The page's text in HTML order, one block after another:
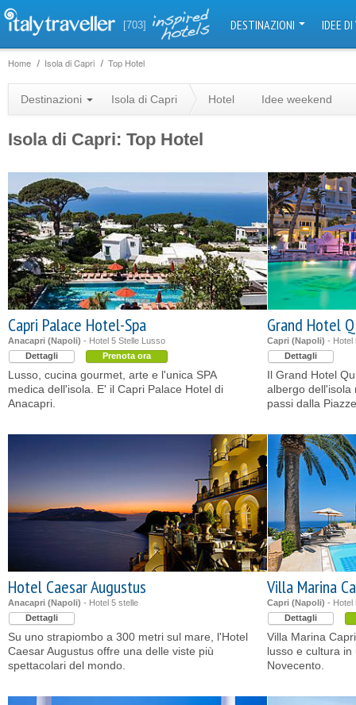
[703] DESTINAZIONI IDEE
Home Isola di Capri Top Hotel
Destinazioni Isola di Capri Hotel Idee weekend
Isola di Capri: Top Hotel
Capri Palace Hotel-Spa
Anacapri (Napoli) - Hotel 5 Stelle Lusso
Dettagli
Prenota ora
Lusso, cucina gourmet, arte e l'unica SPA
medica dell'isola. E' il Capri Palace Hotel di
Anacapri.
Grand Hotel
Capri (Napoli) - Hotel
Dettagli
Il Grand Hotel
albergo dell'isola
passi dalla
Hotel Caesar Augustus
Anacapri (Napoli) - Hotel 5 stelle
Dettagli
Su uno strapiombo a 300 metri sul mare, l'Hotel
Caesar Augustus offre una delle viste più
spettacolari del mondo.
Villa Marina
Capri (Napoli) - Hotel
Dettagli
Villa Marina
lusso e cultura
Novecento.